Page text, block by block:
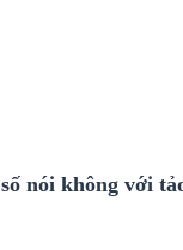
nói không với